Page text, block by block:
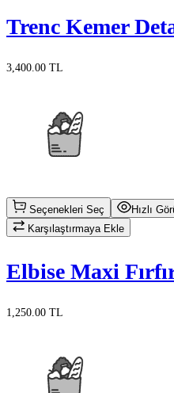
Trenc Kemer
3,400.00 TL
Seçenekleri Seç Hızlı
Karşılaştırmaya Ekle
Elbise Maxi
1,250.00 TL